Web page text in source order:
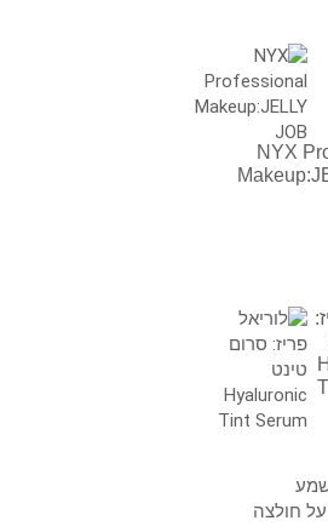
NYX
אתכם על חולצה